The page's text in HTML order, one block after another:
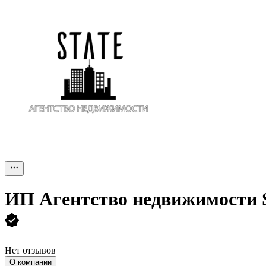
ИП Агентство недвижимости
Нет отзывов
О компании